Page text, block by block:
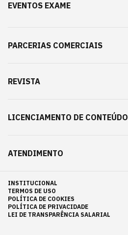
EVENTOS EXAME
PARCERIAS COMERCIAIS
REVISTA
LICENCIAMENTO DE CONTEÚDO
ATENDIMENTO
INSTITUCIONAL
TERMOS DE USO
POLÍTICA DE COOKIES
POLÍTICA DE PRIVACIDADE
LEI DE TRANSPARÊNCIA SALARIAL